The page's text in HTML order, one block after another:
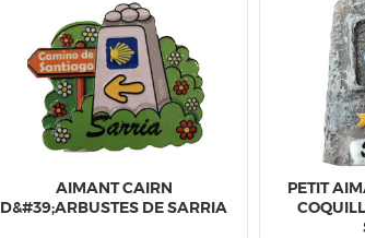
AIMANT CAIRN
D&#39;ARBUSTES DE SARRIA
PETIT